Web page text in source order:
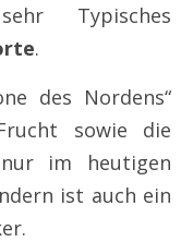
Typisches
.
des Nordens“
sowie die
im heutigen
ist auch ein